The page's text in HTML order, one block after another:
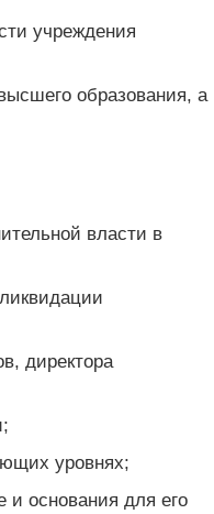
учреждения
образования, а
власти в
директора
уровнях;
и основания для его